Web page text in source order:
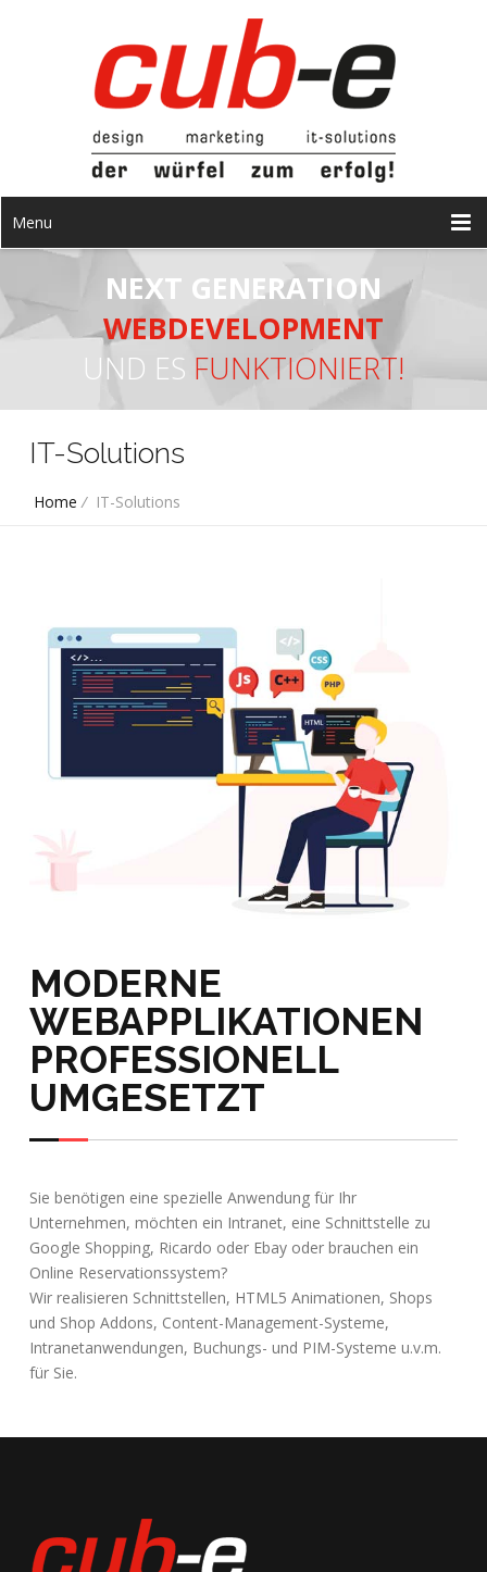
Menu
NEXT GENERATION
WEBDEVELOPMENT
UND ES FUNKTIONIERT!
IT-Solutions
Home /IT-Solutions
MODERNE
WEBAPPLIKATIONEN
PROFESSIONELL
UMGESETZT
Sie benötigen eine spezielle Anwendung für Ihr
Unternehmen, möchten ein Intranet, eine Schnittstelle zu
Google Shopping, Ricardo oder Ebay oder brauchen ein
Online Reservationssystem?
Wir realisieren Schnittstellen, HTML5 Animationen, Shops
und Shop Addons, Content-Management-Systeme,
Intranetanwendungen, Buchungs- und PIM-Systeme u.v.m.
für Sie.